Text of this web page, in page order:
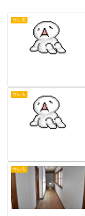
サレ夫
サレ夫
サレ夫